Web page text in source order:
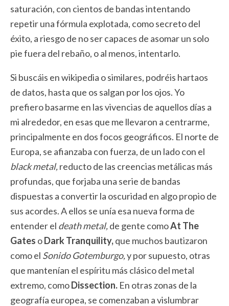
saturación, con cientos de bandas intentando
repetir una fórmula explotada, como secreto del
éxito, a riesgo de no ser capaces de asomar un solo
pie fuera del rebaño, o al menos, intentarlo.
Si buscáis en wikipedia o similares, podréis hartaos
de datos, hasta que os salgan por los ojos. Yo
prefiero basarme en las vivencias de aquellos días a
mi alrededor, en esas que me llevaron a centrarme,
principalmente en dos focos geográficos. El norte de
Europa, se afianzaba con fuerza, de un lado con el
black metal,reducto de las creencias metálicas más
profundas, que forjaba una serie de bandas
dispuestas a convertir la oscuridad en algo propio de
sus acordes. A ellos se unía esa nueva forma de
entender el death metal,de gente comoAt The
Gates oDark Tranquility,que muchos bautizaron
como el Sonido Gotemburgo,y por supuesto, otras
que mantenían el espíritu más clásico del metal
extremo, comoDissection. En otras zonas de la
geografía europea, se comenzaban a vislumbrar